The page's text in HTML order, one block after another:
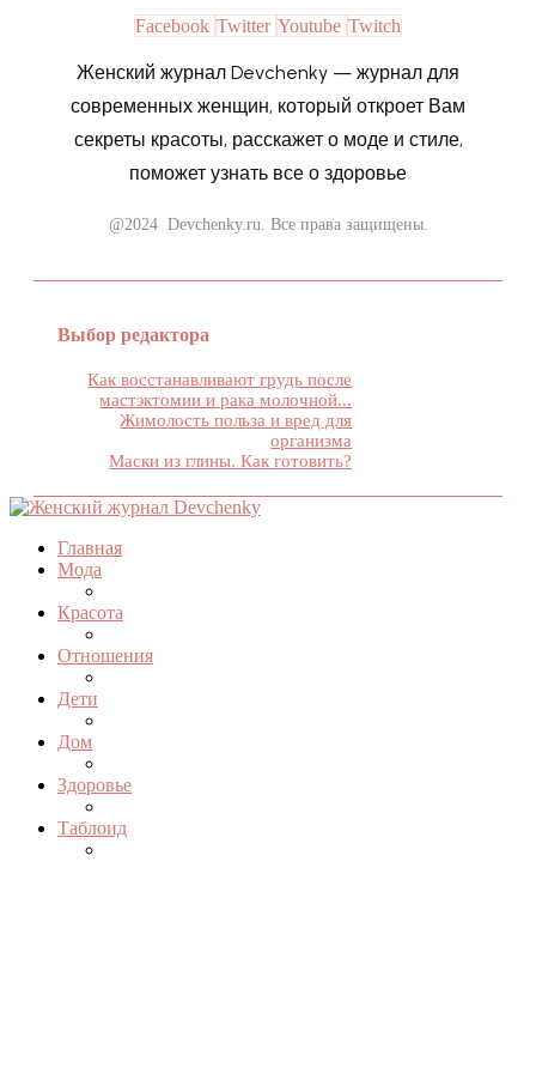
Facebook Twitter Youtube Twitch
Женский журнал Devchenky — журнал для
современных женщин, который откроет Вам
секреты красоты, расскажет о моде и стиле,
поможет узнать все о здоровье
@2024 Devchenky.ru. Все права защищены.
Выбор редактора
Как восстанавливают грудь после
мастэктомии и рака молочной...
Жимолость польза и вред для
организма
Маски из глины. Как готовить?
Главная
Мода
Красота
Отношения
Дети
Дом
Здоровье
Таблоид